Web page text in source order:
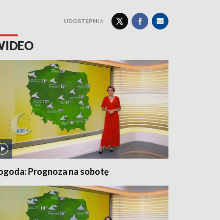
UDOSTĘPNIJ:
Prognoza na sobotę